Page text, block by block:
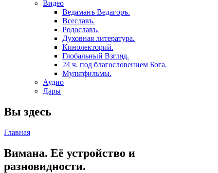
Видео
Ведаманъ Ведагоръ.
Всеславъ.
Родославъ.
Духовная литература.
Кинолекторий.
Глобальный Взгляд.
24 ч. под благословением Бога.
Мультфильмы.
Аудио
Дары
Вы здесь
Главная
Вимана. Её устройство и
разновидности.